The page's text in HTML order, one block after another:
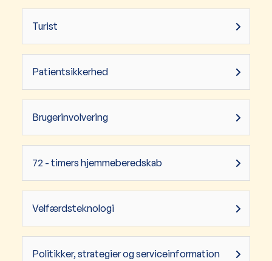
Turist
Patientsikkerhed
Brugerinvolvering
72 - timers hjemmeberedskab
Velfærdsteknologi
Politikker, strategier og serviceinformation